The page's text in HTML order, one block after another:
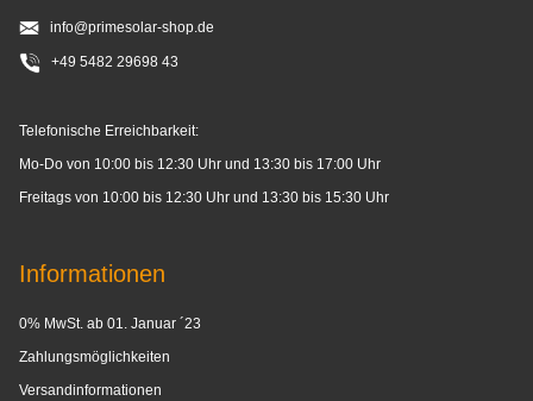
info@primesolar-shop.de
+49 5482 29698 43
Telefonische Erreichbarkeit:
Mo-Do von 10:00 bis 12:30 Uhr und 13:30 bis 17:00 Uhr
Freitags von 10:00 bis 12:30 Uhr und 13:30 bis 15:30 Uhr
Informationen
0% MwSt. ab 01. Januar ´23
Zahlungsmöglichkeiten
Versandinformationen